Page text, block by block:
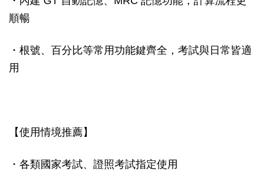
順暢
・根號、百分比等常用功能鍵齊全，考試與日常皆適
用
【使用情境推薦】
・各類國家考試、證照考試指定使用